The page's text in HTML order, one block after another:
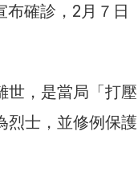
布確診，2月７日
世，是當局「打壓
烈士，並修例保護